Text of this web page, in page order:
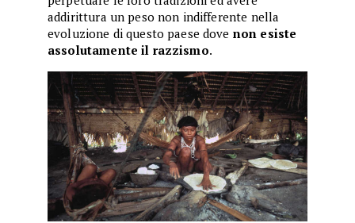
addirittura un peso non indifferente nella
evoluzione di questo paese dove non esiste
assolutamente il razzismo.